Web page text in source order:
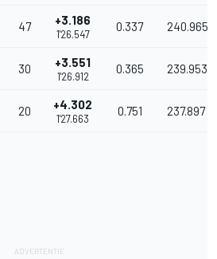
47 +3.186
1'26.547
0.337 240.965
30 +3.551
1'26.912
0.365 239.953
20 +4.302
1'27.663
0.751 237.897